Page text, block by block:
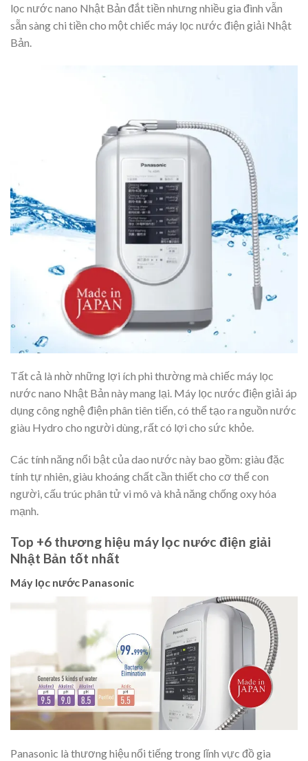
lọc nước nano Nhật Bản đắt tiền nhưng nhiều gia đình vẫn
sẵn sàng chi tiền cho một chiếc máy lọc nước điện giải Nhật
Bản.
Tất cả là nhờ những lợi ích phi thường mà chiếc máy lọc
nước nano Nhật Bản này mang lại. Máy lọc nước điện giải áp
dụng công nghệ điện phân tiên tiến, có thể tạo ra nguồn nước
giàu Hydro cho người dùng, rất có lợi cho sức khỏe.
Các tính năng nổi bật của dao nước này bao gồm: giàu đặc
tính tự nhiên, giàu khoáng chất cần thiết cho cơ thể con
người, cấu trúc phân tử vi mô và khả năng chống oxy hóa
mạnh.
Top +6 thương hiệu máy lọc nước điện giải
Nhật Bản tốt nhất
Máy lọc nước Panasonic
Panasonic là thương hiệu nổi tiếng trong lĩnh vực đồ gia